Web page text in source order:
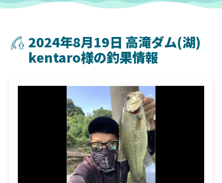
2024年8月19日 高滝ダム(湖)
kentaro様の釣果情報